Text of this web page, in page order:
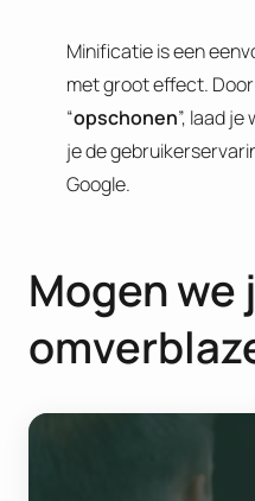
Minificatie is een
met groot effect.
“opschonen”, laad
je de
Google.
Mogen we